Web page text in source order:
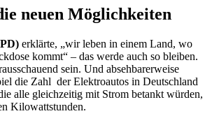
neuen Möglichkeiten
erklärte, „wir leben in einem Land, wo
kommt“ – das werde auch so bleiben.
sein. Und absehbarerweise
die Zahl der Elektroautos in Deutschland
alle gleichzeitig mit Strom betankt würden,
Kilowattstunden.